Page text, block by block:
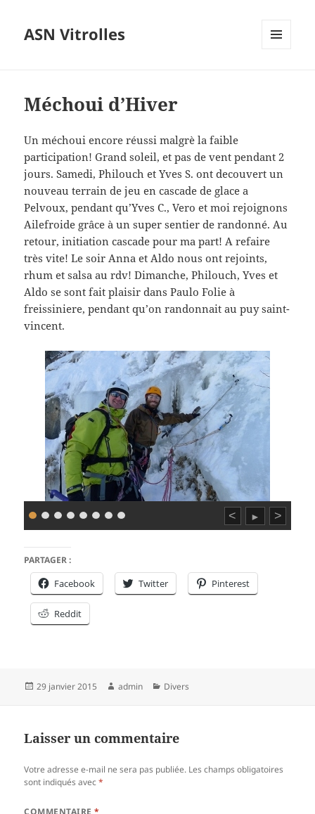
ASN Vitrolles
Méchoui d’Hiver
Un méchoui encore réussi malgrè la faible
participation! Grand soleil, et pas de vent pendant 2
jours. Samedi, Philouch et Yves S. ont decouvert un
nouveau terrain de jeu en cascade de glace a
Pelvoux, pendant qu’Yves C., Vero et moi rejoignons
Ailefroide grâce à un super sentier de randonné. Au
retour, initiation cascade pour ma part! A refaire
très vite! Le soir Anna et Aldo nous ont rejoints,
rhum et salsa au rdv! Dimanche, Philouch, Yves et
Aldo se sont fait plaisir dans Paulo Folie à
freissiniere, pendant qu’on randonnait au puy saint-
vincent.
< ► >
PARTAGER :
Facebook Twitter Pinterest
Reddit
Publié
29 janvier 2015 Auteur
admin Catégories
Divers
Laisser un commentaire
Votre adresse e-mail ne sera pas publiée. Les champs obligatoires
sont indiqués avec*
COMMENTAIRE*